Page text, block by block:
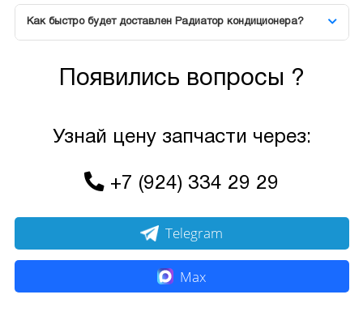
Как быстро будет доставлен Радиатор кондиционера?
Появились вопросы ?
Узнай цену запчасти через:
+7 (924) 334 29 29
Telegram
Max